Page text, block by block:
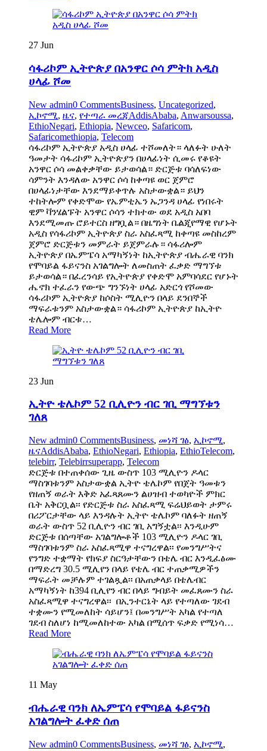
27 Jun
ሳፋሪኮም ኢትዮጵያ በአንዋር ሶሳ ምትክ አዲስ
ሀላፊ ሾመ
New admin0 CommentsBusiness, Uncategorized,
ኢኮኖሚ, ዜና, የተጣራ መረጃAddisAbaba, Anwarsoussa,
EthioNegari, Ethiopia, Newceo, Safaricom,
Safaricomethiopia, Telecom
ሳፋሪኮም ኢትዮጵያ አዲስ ሀላፊ ተሾመለት። ላለፉት ሁለት
ዓመታት ሳፋሪኮም ኢትዮጵያን በሀላፊነት ሲመሩ የቆዩት
አንዋር ሶሳ መልቀቃቸው ይታወሳል። ድርጅቱ ባሳለፍነው
ሳምንት እንዳለው አንዋር ሶሳ ከቀጣዩ ወር ጀምሮ
በሀላፊነታቸው እንደማይቀጥሉ አስታውቋል። ይህን
ተከትሎም የቀድሞው የኤምቲኤን ኡጋንዳ ሀላፊ የነበሩት
ዊም ቫንሄልፑት አንዋር ሶሳን ተክተው ወደ አዲስ አበባ
እንደሚመጡ ሮይተርስ ዘግቧል። በዜግነት ቤልጂየማዊ የሆኑት
አዲስ የሳፋሪኮም ኢትዮጵያ ስራ አስፈጻሚ ከቀጣዩ መስከረም
ጀምሮ ድርጅቱን መምራት ይጀምራሉ። ሳፋሪሎም
ኢትዮጵያ በኤምፔሳ አማካኝነት ከኢትዮጵያ ብሔራዊ ባንክ
የሞባይል ፋይናንስ አገልግሎት ለመስጠት ፈቃድ ማግኘቱ
ይታወሳል። በፈረንሳይ የኢትዮጵያ የቀድሞ አምባሳደር የሆኑት
ሔኖክ ተፈራን የውጭ ግንኙነት ሀላፊ አድርጎ የሾመው
ሳፋሪኮም ኢትዮጵያ ከሶስት ሚሊዮን በላይ ደንበኞች
ማፍራቱንም አስታውቋል። ሳፋሪኮም ኢትዮጵያ ከኢትዮ
ቴሌሎም ብርቱ…
Read More
23 Jun
ኢትዮ ቴሌኮም 52 ቢሊዮን ብር ገቢ ማግኘቱን
ገለጸ
New admin0 CommentsBusiness, መነሻ ገፅ, ኢኮኖሚ,
ዜናAddisAbaba, EthioNegari, Ethiopia, EthioTelecom,
telebirr, Telebirrsuperapp, Telecom
ድርጅቱ በተጠቀሰው ጊዜ ውስጥ 103 ሚሊዮን ዶላር
ማስገባቱንም አስታውቋል ኢትዮ ቴሌኮም የበጀት ዓመቱን
የዘጠኝ ወራት እቅድ አፈጻጸሙን ልሀዝብ ተወካዮች ምክር
ቤት አቅርቧል፡፡ የድርጅቱ ስራ አስፈጻሚ ፍሬህይወት ታምሩ
በሪፖርታቸው ላይ እንዳሉት ኢትዮ ቴሌኮም ባለፉት ዘጠኝ
ወራት ውስጥ 52 ቢሊዮን ብር ገቢ አግኝቷል፡፡ እንዲሁም
ድርጅቱ በሰጣቸው አገልግሎቶች 103 ሚሊዮን ዶላር ገቢ
ማስገባቱንም ስራ አስፈጻሚዋ ተናግረዋል፡፡ የመንግሥትና
የንግድ ተቋማት የክፍያ ስርዓታቸውን በቴሌ ብር እንዲፈፅሙ
በማድረግ 30.5 ሚሊየን በላይ የቴሌ ብር ተጠቃሚዎችን
ማፍራት መቻሉም ተገልጿል፡፡ በአጠቃላይ በቴሌብር
አማካኝነት ከ394 ቢሊየን ብር በላይ ግብይት መፈጸሙን ስራ
አስፈጻሚዋ ተናግረዋል፡፡ በኢንተርኔት ላይ የተጣለው ገደብ
ተቋሙን የሚመለከት ሳይሆን፤ በመንግሥት አካል የተጣለ
ገደብ ስለሆነ ከሚመለከተው አካል በሚሰጥ ፍቃድ የሚነሳ…
Read More
11 May
ብሔራዊ ባንክ ለኤምፔሳ የሞባይል ፋይናንስ
አገልግሎት ፈቀድ ሰጠ
New admin0 CommentsBusiness, መነሻ ገፅ, ኢኮኖሚ,